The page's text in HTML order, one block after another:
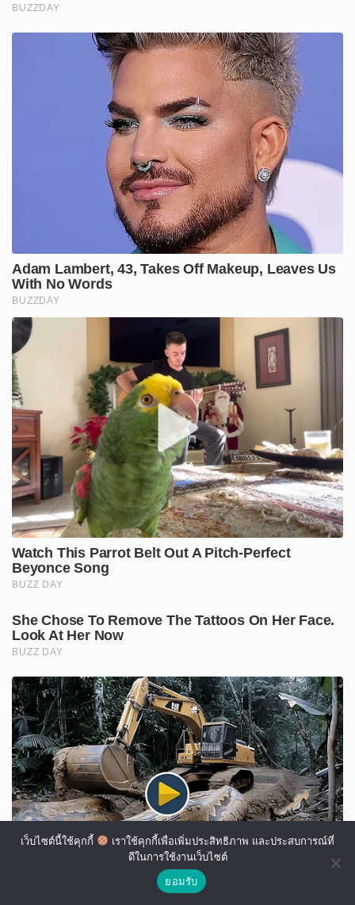
เว็บไซต์นี้ใช้คุกกี้
เราใช้คุกกี้เพื่อเพิ่มประสิทธิภาพ และประสบการณ์ที่
ดีในการใช้งานเว็บไซต์
ยอมรับ